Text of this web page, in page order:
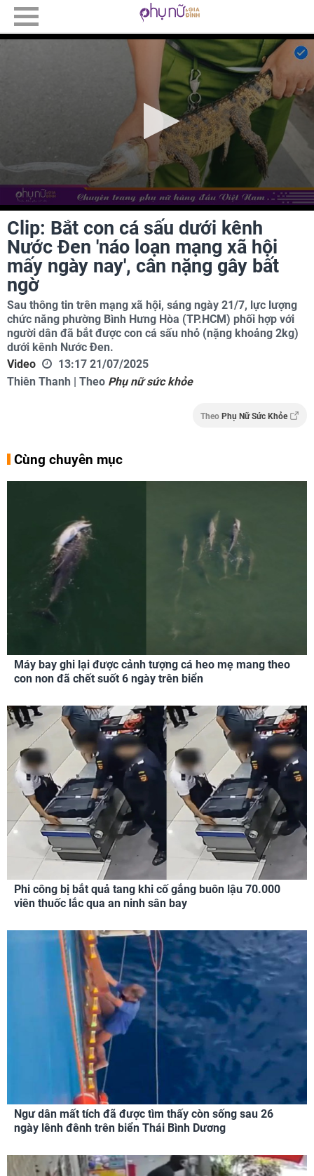
Clip: Bắt con cá sấu dưới kênh
Nước Đen 'náo loạn mạng xã hội
mấy ngày nay', cân nặng gây bất
ngờ
Sau thông tin trên mạng xã hội, sáng ngày 21/7, lực lượng
chức năng phường Bình Hưng Hòa (TP.HCM) phối hợp với
người dân đã bắt được con cá sấu nhỏ (nặng khoảng 2kg)
dưới kênh Nước Đen.
Video
13:17 21/07/2025
Thiên Thanh | Theo Phụ nữ sức khỏe
Theo Phụ Nữ Sức Khỏe
Cùng chuyên mục
Máy bay ghi lại được cảnh tượng cá heo mẹ mang theo
con non đã chết suốt 6 ngày trên biển
Phi công bị bắt quả tang khi cố gắng buôn lậu 70.000
viên thuốc lắc qua an ninh sân bay
Ngư dân mất tích đã được tìm thấy còn sống sau 26
ngày lênh đênh trên biển Thái Bình Dương